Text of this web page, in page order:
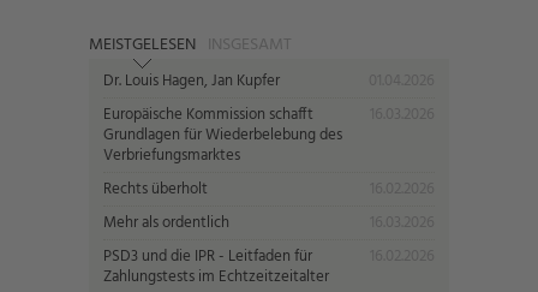
MEISTGELESEN INSGESAMT
Dr. Louis Hagen, Jan Kupfer
Europäische Kommission schafft
Grundlagen für Wiederbelebung des
Verbriefungsmarktes
Rechts überholt
Mehr als ordentlich
PSD3 und die IPR - Leitfaden für
Zahlungstests im Echtzeitzeitalter